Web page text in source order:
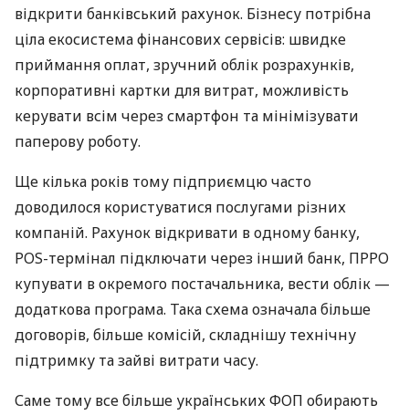
відкрити банківський рахунок. Бізнесу потрібна
ціла екосистема фінансових сервісів: швидке
приймання оплат, зручний облік розрахунків,
корпоративні картки для витрат, можливість
керувати всім через смартфон та мінімізувати
паперову роботу.
Ще кілька років тому підприємцю часто
доводилося користуватися послугами різних
компаній. Рахунок відкривати в одному банку,
POS-термінал підключати через інший банк, ПРРО
купувати в окремого постачальника, вести облік —
додаткова програма. Така схема означала більше
договорів, більше комісій, складнішу технічну
підтримку та зайві витрати часу.
Саме тому все більше українських ФОП обирають